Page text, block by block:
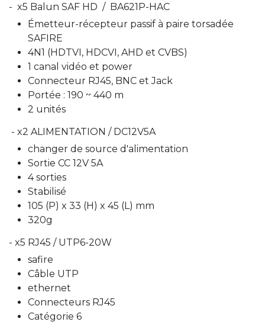
- x5 Balun SAF HD / BA621P-HAC
Émetteur-récepteur passif à paire torsadée
SAFIRE
4N1 (HDTVI, HDCVI, AHD et CVBS)
1 canal vidéo et power
Connecteur RJ45, BNC et Jack
Portée : 190 ~ 440 m
2 unités
- x2 ALIMENTATION / DC12V5A
changer de source d'alimentation
Sortie CC 12V 5A
4 sorties
Stabilisé
105 (P) x 33 (H) x 45 (L) mm
320g
- x5 RJ45 / UTP6-20W
safire
Câble UTP
ethernet
Connecteurs RJ45
Catégorie 6